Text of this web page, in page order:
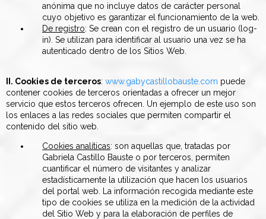
anónima que no incluye datos de carácter personal
cuyo objetivo es garantizar el funcionamiento de la web.
De registro: Se crean con el registro de un usuario (log-
in). Se utilizan para identificar al usuario una vez se ha
autenticado dentro de los Sitios Web.
II. Cookies de terceros: www.gabycastillobauste.com puede
contener cookies de terceros orientadas a ofrecer un mejor
servicio que estos terceros ofrecen. Un ejemplo de este uso son
los enlaces a las redes sociales que permiten compartir el
contenido del sitio web.
Cookies analíticas: son aquellas que, tratadas por
Gabriela Castillo Bauste o por terceros, permiten
cuantificar el número de visitantes y analizar
estadísticamente la utilización que hacen los usuarios
del portal web. La información recogida mediante este
tipo de cookies se utiliza en la medición de la actividad
del Sitio Web y para la elaboración de perfiles de